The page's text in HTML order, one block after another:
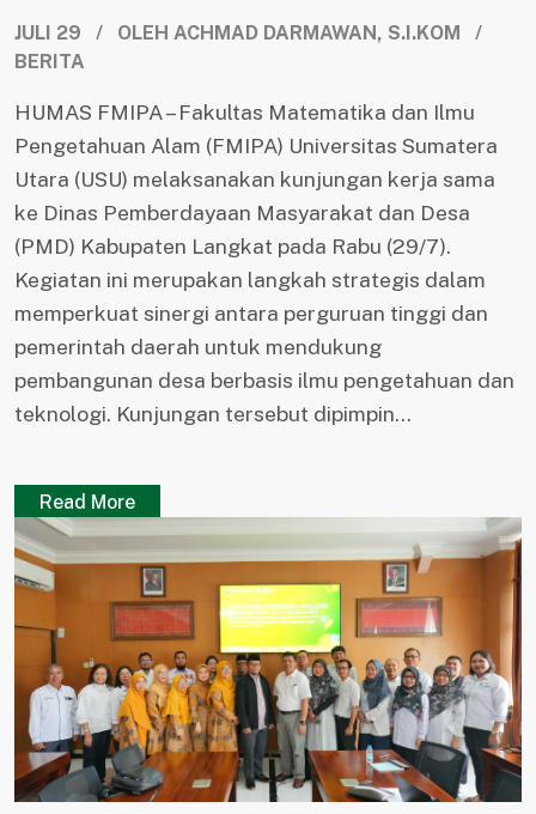
JULI 29 / OLEH ACHMAD DARMAWAN, S.I.KOM /
BERITA
HUMAS FMIPA – Fakultas Matematika dan Ilmu
Pengetahuan Alam (FMIPA) Universitas Sumatera
Utara (USU) melaksanakan kunjungan kerja sama
ke Dinas Pemberdayaan Masyarakat dan Desa
(PMD) Kabupaten Langkat pada Rabu (29/7).
Kegiatan ini merupakan langkah strategis dalam
memperkuat sinergi antara perguruan tinggi dan
pemerintah daerah untuk mendukung
pembangunan desa berbasis ilmu pengetahuan dan
teknologi. Kunjungan tersebut dipimpin...
Read More